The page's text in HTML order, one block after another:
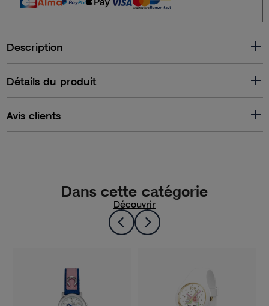
Description
Détails du produit
Avis clients
Dans cette catégorie
Découvrir